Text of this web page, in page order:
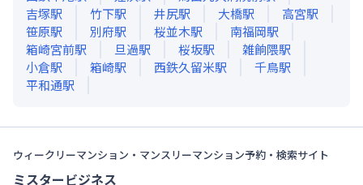
吉塚駅 竹下駅 井尻駅 大橋駅 高宮駅
笹原駅 別府駅 桜並木駅 南福岡駅
箱崎宮前駅 旦過駅 桜坂駅 雑餉隈駅
小倉駅 箱崎駅 西鉄久留米駅 千鳥駅
平和通駅
ウィークリーマンション・マンスリーマンション予約・検索サイト
ミスタービジネス